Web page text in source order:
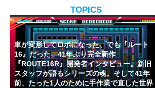
TOPICS
車が変形してロボになった、でも『ルート
16』だった―41年ぶり完全新作
『ROUTE16R』開発者インタビュー。新旧
スタッフが語るシリーズの魂。そして41年
前、たった1人のために手作業で直した世界